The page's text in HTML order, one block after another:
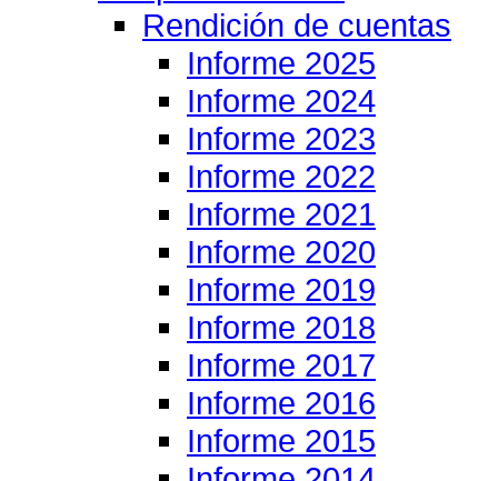
Rendición de cuentas
Informe 2025
Informe 2024
Informe 2023
Informe 2022
Informe 2021
Informe 2020
Informe 2019
Informe 2018
Informe 2017
Informe 2016
Informe 2015